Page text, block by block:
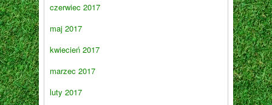
czerwiec 2017
maj 2017
kwiecień 2017
marzec 2017
luty 2017